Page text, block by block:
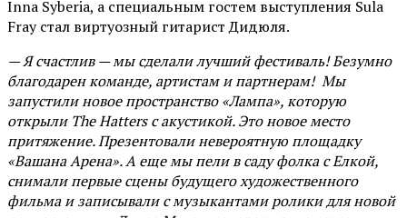
Inna Syberia, а специальным гостем выступления Sula
Fray стал виртуозный гитарист Дидюля.
— Я счастлив — мы сделали лучший фестиваль! Безумно
благодарен команде, артистам и партнерам! Мы
запустили новое пространство «Лампа», которую
открыли The Hatters с акустикой. Это новое место
притяжение. Презентовали невероятную площадку
«Вашана Арена». А еще мы пели в саду фолка с Елкой,
снимали первые сцены будущего художественного
фильма и записывали с музыкантами ролики для новой